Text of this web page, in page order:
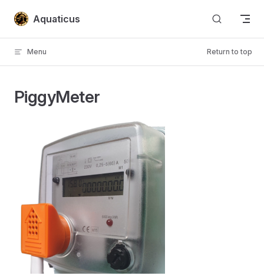
Skip to content
Aquaticus
Menu Return to top
PiggyMeter